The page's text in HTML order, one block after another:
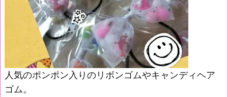
人気のポンポン入りのリボンゴムやキャンディヘア
ゴム。